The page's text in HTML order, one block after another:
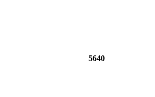
5640